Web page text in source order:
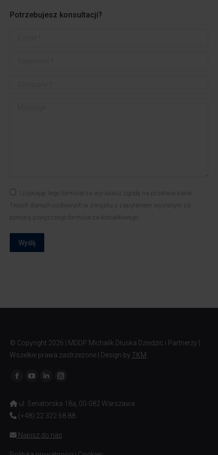
Potrzebujesz konsultacji?
Używając tego formularza wyrażasz zgodę na przetwarzanie
Twoich danych osobowych w związku z zapytaniem wysłanym za
pomocą powyższego formularza kontaktowego
Wyślij
© Copyright 2026 | MDDP Michalik Dłuska Dziedzic i Partnerzy |
Wszelkie prawa zastrzeżone | Design by TKM
Znajdź nas na:
ul. Senatorska 18a, 00-082 Warszawa
(+48) 22 322 68 88
Napisz do nas